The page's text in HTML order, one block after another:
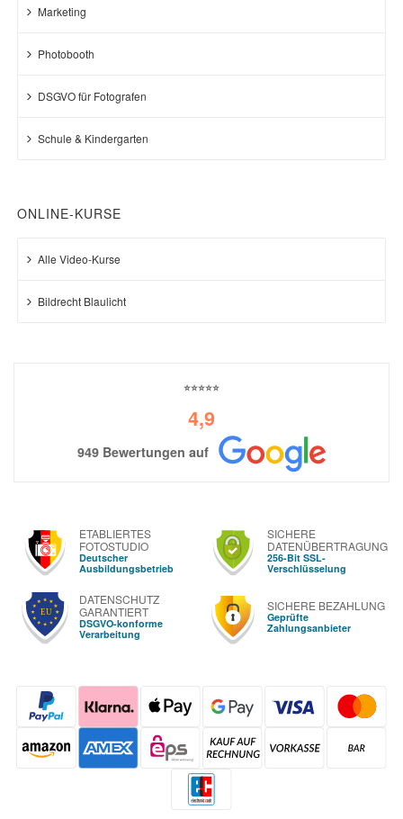
Marketing
Photobooth
DSGVO für Fotografen
Schule & Kindergarten
ONLINE-KURSE
Alle Video-Kurse
Bildrecht Blaulicht
⭐⭐⭐⭐⭐
4,9
949 Bewertungen auf
ETABLIERTES
FOTOSTUDIO
Deutscher
Ausbildungsbetrieb
SICHERE
DATENÜBERTRAGUNG
256-Bit SSL-
Verschlüsselung
DATENSCHUTZ
GARANTIERT
DSGVO-konforme
Verarbeitung
SICHERE BEZAHLUNG
Geprüfte
Zahlungsanbieter